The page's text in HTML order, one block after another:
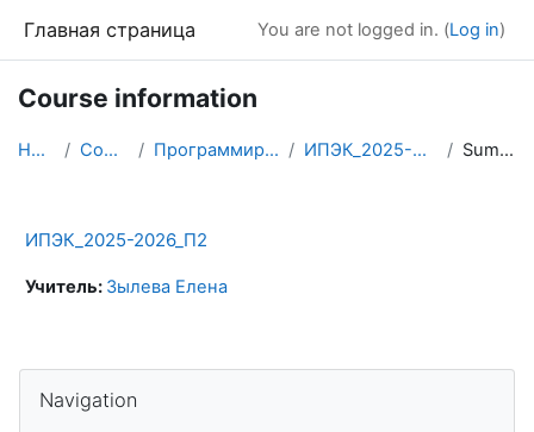
Главная страница You are not logged in. (Log in)
Course information
Home Courses Программирование ИПЭК_2025-2026_П2 Summary
ИПЭК_2025-2026_П2
Учитель: Зылева Елена
Blocks
Navigation